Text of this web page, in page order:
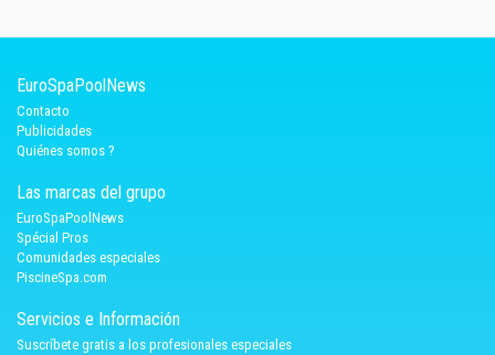
EuroSpaPoolNews
Contacto
Publicidades
Quiénes somos ?
Las marcas del grupo
EuroSpaPoolNews
Spécial Pros
Comunidades especiales
PiscineSpa.com
Servicios e Información
Suscríbete gratis a los profesionales especiales